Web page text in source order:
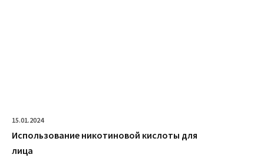
15.01.2024
Использование никотиновой кислоты для
лица